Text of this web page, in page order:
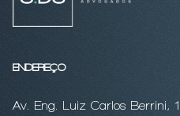
ENDEREÇO
Av. Eng. Luiz Carlos Berrini,